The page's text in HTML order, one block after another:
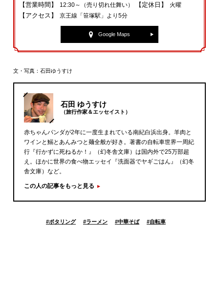
【営業時間】 12:30～（売り切れ仕舞い） 【定休日】 火曜
【アクセス】 京王線「笹塚駅」より5分
Google Maps
文・写真：石田ゆうすけ
石田 ゆうすけ
（旅行作家＆エッセイスト）
赤ちゃんパンダが2年に一度生まれている南紀白浜出身。羊肉と
ワインと鰯とあんみつと麺全般が好き。著書の自転車世界一周紀
行『行かずに死ねるか！』（幻冬舎文庫）は国内外で25万部超
え。ほかに世界の食べ物エッセイ『洗面器でヤギごはん』（幻冬
舎文庫）など。
この人の記事をもっと見る
#ポタリング #ラーメン #中華そば #自転車